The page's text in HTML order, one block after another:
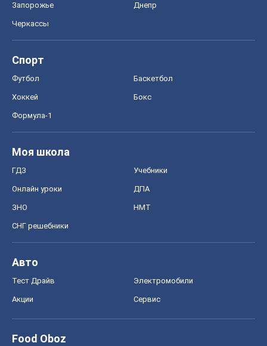
Запорожье Днепр
Черкассы
Спорт
Футбол Баскетбол
Хоккей Бокс
Формула-1
Моя школа
ГДЗ Учебники
Онлайн уроки ДПА
ЗНО НМТ
СНГ решебники
Авто
Тест Драйв Электромобили
Акции Сервис
Food Oboz